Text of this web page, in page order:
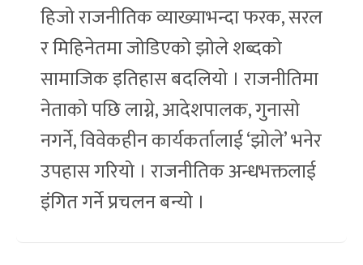
हिजो राजनीतिक व्याख्याभन्दा फरक, सरल
र मिहिनेतमा जोडिएको झोले शब्दको
सामाजिक इतिहास बदलियो । राजनीतिमा
नेताको पछि लाग्ने, आदेशपालक, गुनासो
नगर्ने, विवेकहीन कार्यकर्तालाई ‘झोले’ भनेर
उपहास गरियो । राजनीतिक अन्धभक्तलाई
इंगित गर्ने प्रचलन बन्यो ।